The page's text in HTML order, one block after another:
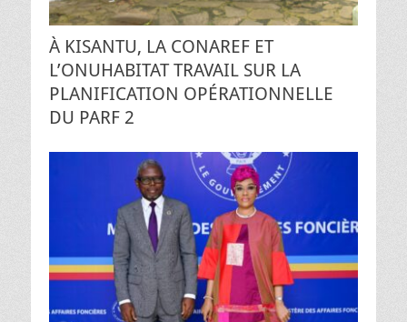
À KISANTU, LA CONAREF ET
L’ONUHABITAT TRAVAIL SUR LA
PLANIFICATION OPÉRATIONNELLE
DU PARF 2